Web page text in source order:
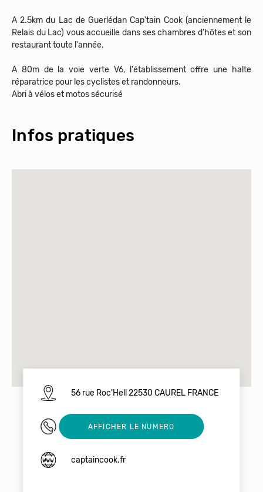
A 2.5km du Lac de Guerlédan Cap'tain Cook (anciennement le
Relais du Lac) vous accueille dans ses chambres d'hôtes et son
restaurant toute l'année.
A 80m de la voie verte V6, l'établissement offre une halte
réparatrice pour les cyclistes et randonneurs.
Abri à vélos et motos sécurisé
Infos pratiques
56 rue Roc'Hell 22530 CAUREL FRANCE
0296671100
AFFICHER LE NUMERO
captaincook.fr